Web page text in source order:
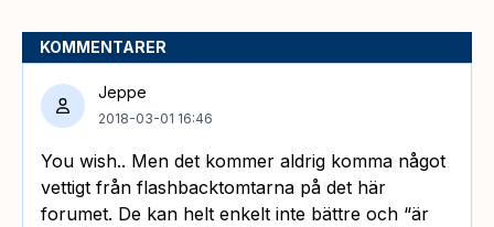
KOMMENTARER
Jeppe
2018-03-01 16:46
You wish.. Men det kommer aldrig komma något
vettigt från flashbacktomtarna på det här
forumet. De kan helt enkelt inte bättre och “är